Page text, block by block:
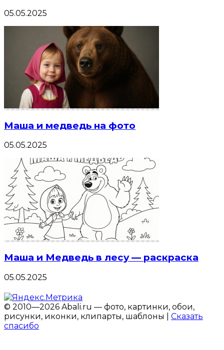
05.05.2025
Маша и медведь на фото
05.05.2025
Маша и Медведь в лесу — раскраска
05.05.2025
© 2010—2026 Abali.ru — фото, картинки, обои,
рисунки, иконки, клипарты, шаблоны | Сказать
спасибо